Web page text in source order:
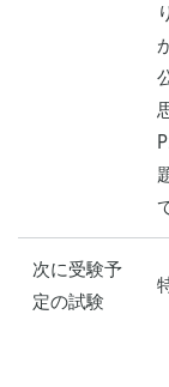
次に受験予
定の試験